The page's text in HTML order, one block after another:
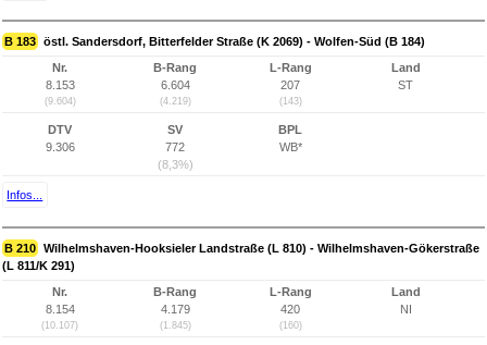
B 183 östl. Sandersdorf, Bitterfelder Straße (K 2069) - Wolfen-Süd (B 184)
Nr.
8.153
(9.604)
B-Rang
6.604
(4.219)
L-Rang
207
(143)
Land
ST
DTV
9.306
SV
772
(8,3%)
BPL
WB*
Infos...
B 210 Wilhelmshaven-Hooksieler Landstraße (L 810) - Wilhelmshaven-Gökerstraße
(L 811/K 291)
Nr.
8.154
(10.107)
B-Rang
4.179
(1.845)
L-Rang
420
(160)
Land
NI